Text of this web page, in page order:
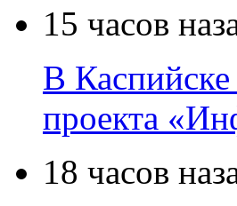
15 часов
В Каспийске
проекта
18 часов